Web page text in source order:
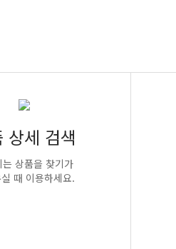
상세 검색
는 상품을 찾기가
때 이용하세요.